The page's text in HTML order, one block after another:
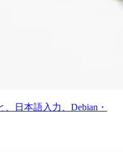
、日本語入力、Debian・